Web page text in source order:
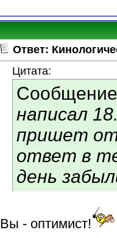
Ответ:
Цитата:
написал
пришет
ответ в
день
Вы - оптимист!